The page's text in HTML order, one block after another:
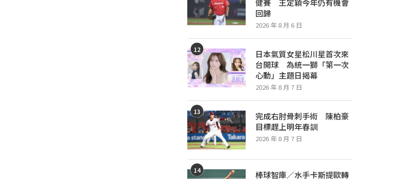
健賽 王定穎今年仍有機會
回歸
2026 年 8 月 6 日
12
日本氣質女星松川星首次來
台開球 為統一獅「第一次
心動」主題日揭幕
2026 年 8 月 7 日
13
完成右肘骨刺手術 陳柏豪
目標趕上明年春訓
2026 年 8 月 7 日
14 棒球智庫／水手卡斯提歐轉